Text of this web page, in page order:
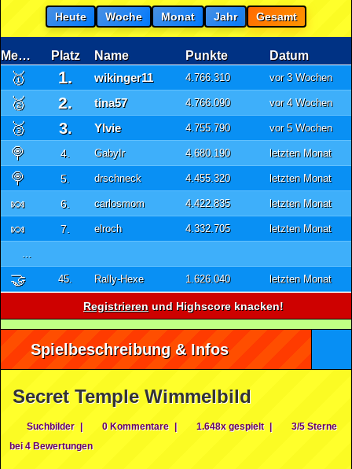
Heute Woche Monat Jahr Gesamt
Medaille Platz Name Punkte Datum
🥇 1. wikinger11 4.766.310 vor 3 Wochen
🥈 2. tina57 4.766.090 vor 4 Wochen
🥉 3. Ylvie 4.755.790 vor 5 Wochen
🍭 4. GabyIr 4.680.190 letzten Monat
🍭 5. drschneck 4.455.320 letzten Monat
🍬 6. carlosmom 4.422.835 letzten Monat
🍬 7. elroch 4.332.705 letzten Monat
...
🤝 45. Rally-Hexe 1.626.040 letzten Monat
Registrieren und Highscore knacken!
Spielbeschreibung & Infos
Secret Temple Wimmelbild
Suchbilder | 0 Kommentare | 1.648x gespielt |
3/5 Sterne
bei 4 Bewertungen